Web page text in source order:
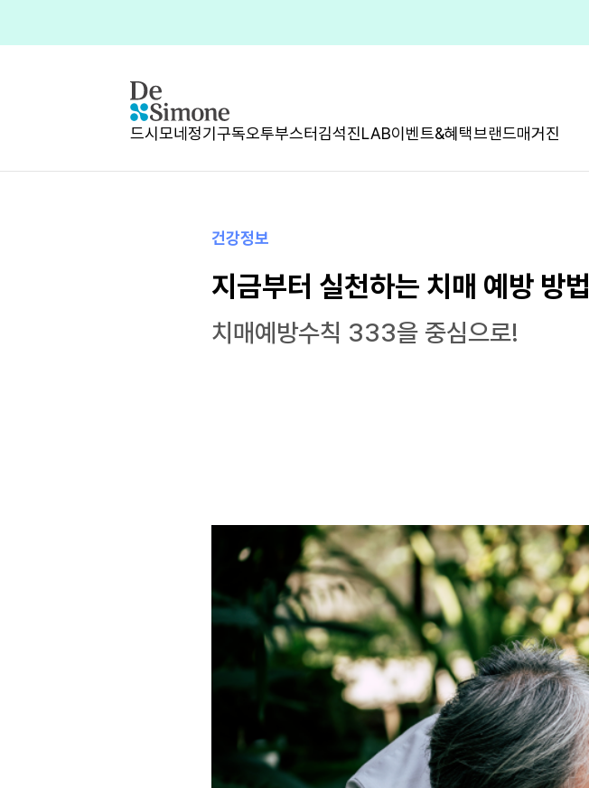
드시모네 정기구독오투부스터김석진LAB이벤트&혜택브랜드매거진
건강정보
지금부터 실천하는 치매 예방 방법
치매예방수칙 333을 중심으로!